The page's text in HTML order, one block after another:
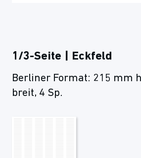
1/3-Seite | Eckfeld
Berliner Format: 215 mm
breit, 4 Sp.